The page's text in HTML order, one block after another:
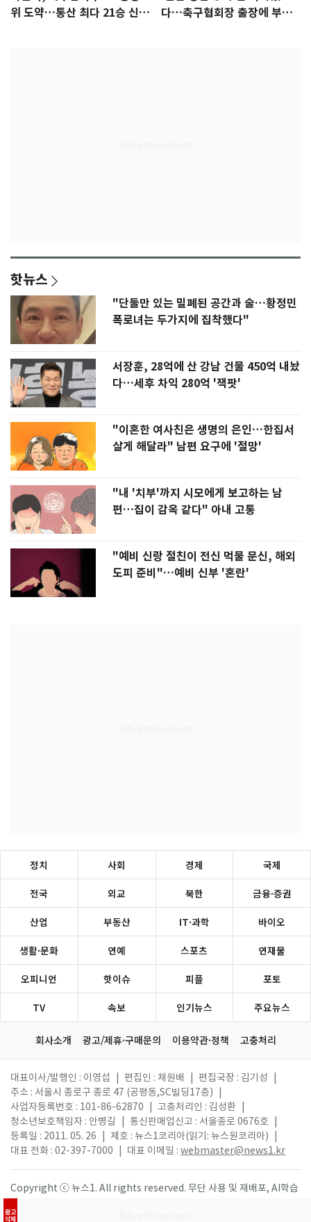
위 도약…통산 최다 21승 신기
다…축구협회장 출장에 부인
핫뉴스
"단둘만 있는 밀폐된 공간과 술…황정민
폭로녀는 두가지에 집착했다"
서장훈, 28억에 산 강남 건물 450억 내놨
다…세후 차익 280억 '잭팟'
"이혼한 여사친은 생명의 은인…한집서
살게 해달라" 남편 요구에 '절망'
"내 '치부'까지 시모에게 보고하는 남
편…집이 감옥 같다" 아내 고통
"예비 신랑 절친이 전신 먹물 문신, 해외
도피 준비"…예비 신부 '혼란'
광고
삭제
정치 사회 경제 국제
전국 외교 북한 금융·증권
산업 부동산 IT·과학 바이오
생활·문화 연예 스포츠 연재물
오피니언 핫이슈 피플 포토
TV 속보 인기뉴스 주요뉴스
회사소개 광고/제휴·구매문의 이용약관·정책 고충처리
대표이사/발행인 : 이영섭 편집인 : 채원배 편집국장 : 김기성
주소 : 서울시 종로구 종로 47 (공평동,SC빌딩17층)
사업자등록번호 : 101-86-62870
고충처리인 : 김성환
청소년보호책임자 : 안병길
통신판매업신고 : 서울종로 0676호
등록일 : 2011. 05. 26
제호 : 뉴스1코리아(읽기: 뉴스원코리아)
대표 전화 : 02-397-7000
대표 이메일 : webmaster@news1.kr
Copyright ⓒ 뉴스1. All rights reserved. 무단 사용 및 재배포, AI학습